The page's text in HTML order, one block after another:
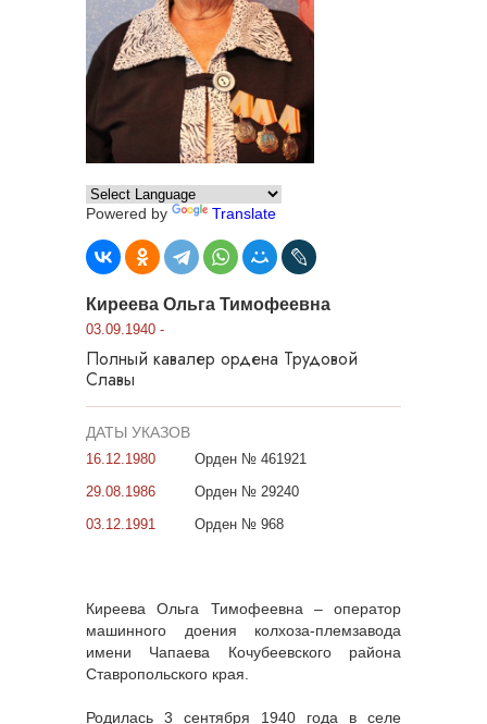
Powered by Translate
Киреева Ольга Тимофеевна
03.09.1940 -
Полный кавалер ордена Трудовой
Славы
ДАТЫ УКАЗОВ
16.12.1980
Орден № 461921
29.08.1986
Орден № 29240
03.12.1991
Орден № 968
Киреева Ольга Тимофеевна – оператор
машинного доения колхоза-племзавода
имени Чапаева Кочубеевского района
Ставропольского края.
Родилась 3 сентября 1940 года в селе